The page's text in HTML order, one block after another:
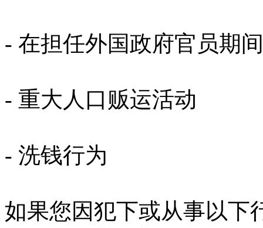
- 在担任外国政府官员期
- 重大人口贩运活动
- 洗钱行为
如果您因犯下或从事以下